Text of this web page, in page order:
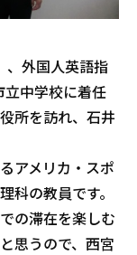
、外国人英語指
中学校に着任
所を訪れ、石井
アメリカ・スポ
科の教員です。
の滞在を楽しむ
思うので、西宮